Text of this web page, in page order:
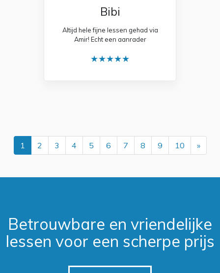
Bibi
Altijd hele fijne lessen gehad via
Amir! Echt een aanrader
★★★★★
1 2 3 4 5 6 7 8 9 10 »Next
Betrouwbare en vriendelijke
lessen voor een scherpe prijs